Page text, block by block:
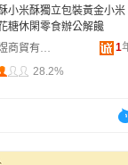
小米酥獨立包裝黃金小米
糖休閑零食辦公解饞
封丘縣軒煜商貿有限公司
1
28.2%